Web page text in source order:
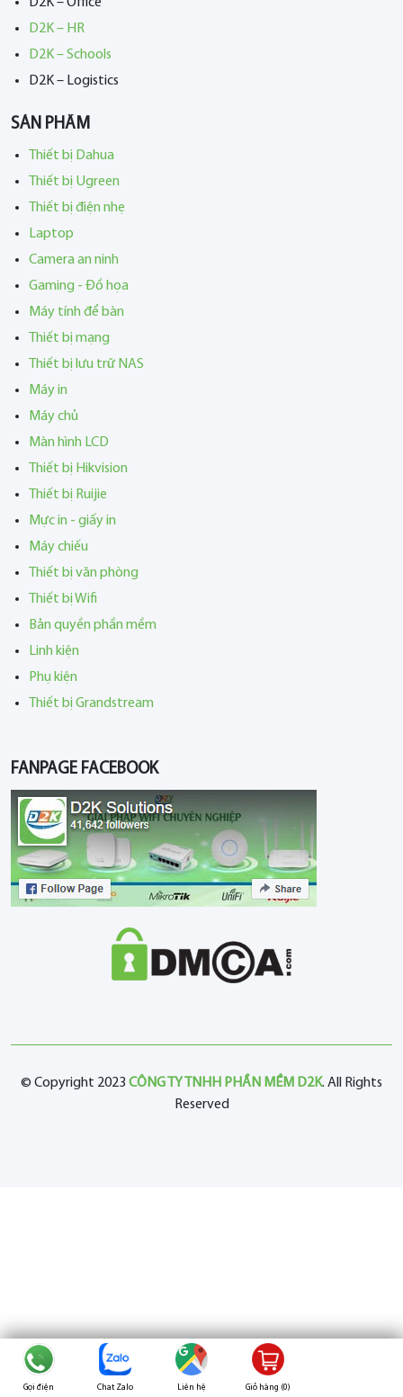
D2K – HR
D2K – Schools
D2K – Logistics
SẢN PHẨM
Thiết bị Dahua
Thiết bị Ugreen
Thiết bị điện nhẹ
Laptop
Camera an ninh
Gaming - Đồ họa
Máy tính để bàn
Thiết bị mạng
Thiết bị lưu trữ NAS
Máy in
Máy chủ
Màn hình LCD
Thiết bị Hikvision
Thiết bị Ruijie
Mực in - giấy in
Máy chiếu
Thiết bị văn phòng
Thiết bị Wifi
Bản quyền phần mềm
Linh kiện
Phụ kiện
Thiết bị Grandstream
FANPAGE FACEBOOK
© Copyright 2023 CÔNG TY TNHH PHẦN MỀM D2K. All Rights
Reserved
Gọi điện Chat Zalo Liên hệ Giỏ hàng (0)